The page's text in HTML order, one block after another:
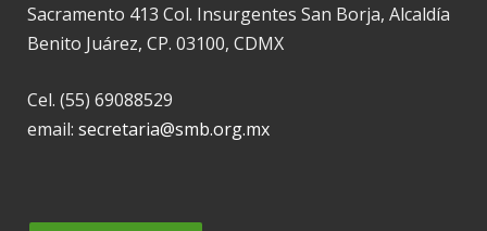
Sacramento 413 Col. Insurgentes San Borja, Alcaldía
Benito Juárez, CP. 03100, CDMX
Cel. (55) 69088529
email: secretaria@smb.org.mx